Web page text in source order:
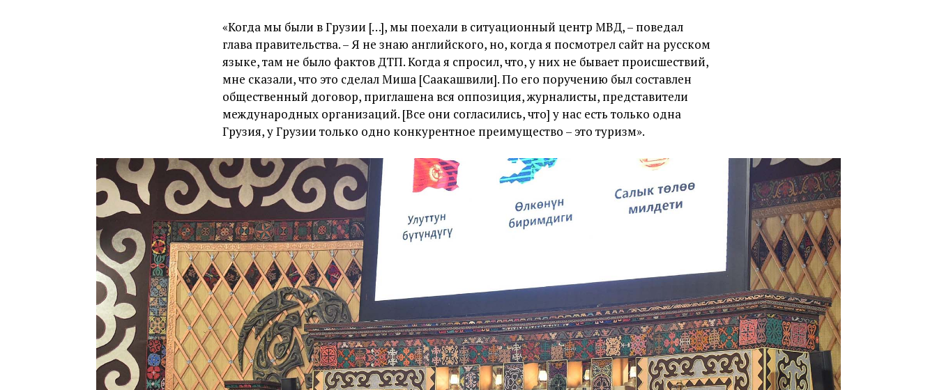
«Когда мы были в Грузии […], мы поехали в ситуационный центр МВД, – поведал
глава правительства. – Я не знаю английского, но, когда я посмотрел сайт на русском
языке, там не было фактов ДТП. Когда я спросил, что, у них не бывает происшествий,
мне сказали, что это сделал Миша [Саакашвили]. По его поручению был составлен
общественный договор, приглашена вся оппозиция, журналисты, представители
международных организаций. [Все они согласились, что] у нас есть только одна
Грузия, у Грузии только одно конкурентное преимущество – это туризм».